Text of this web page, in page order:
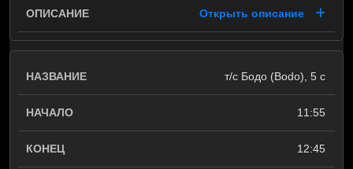
Открыть описание
т/с Бодо (Bodo), 5 c
11:55
12:45